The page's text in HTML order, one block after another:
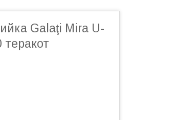
Galaţi Mira U-
теракот